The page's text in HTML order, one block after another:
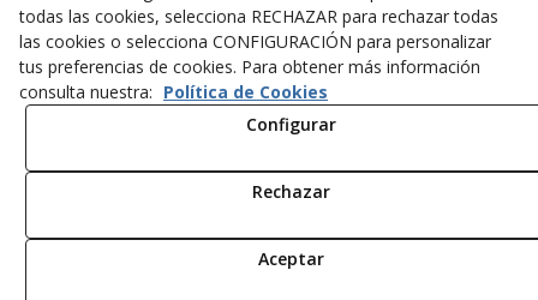
Política de Privacidad Aviso Legal Política de Cookies
todas las cookies, selecciona RECHAZAR para rechazar todas
las cookies o selecciona CONFIGURACIÓN para personalizar
tus preferencias de cookies. Para obtener más información
consulta nuestra: Política de Cookies
Configurar
Rechazar
Aceptar